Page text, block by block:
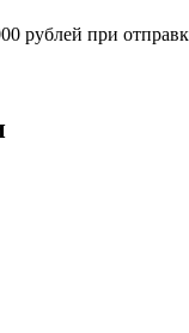
рублей при